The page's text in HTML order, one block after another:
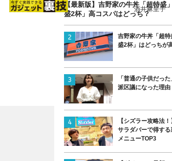
【最新版】吉野家の牛丼「超特盛
盛2杯」高コスパはどっち？
吉野家の牛丼「超
盛2杯」はどっちが
「普通の子供だっ
派区議になった理由
【シズラー攻略法
サラダバーで得す
メニューTOP3
酒井麻里子